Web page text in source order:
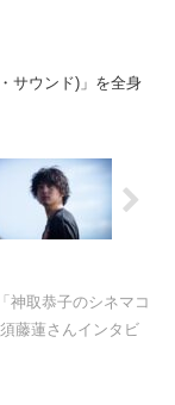
サウンド)」を全身
神取恭子のシネマコ
藤蓮さんインタビ